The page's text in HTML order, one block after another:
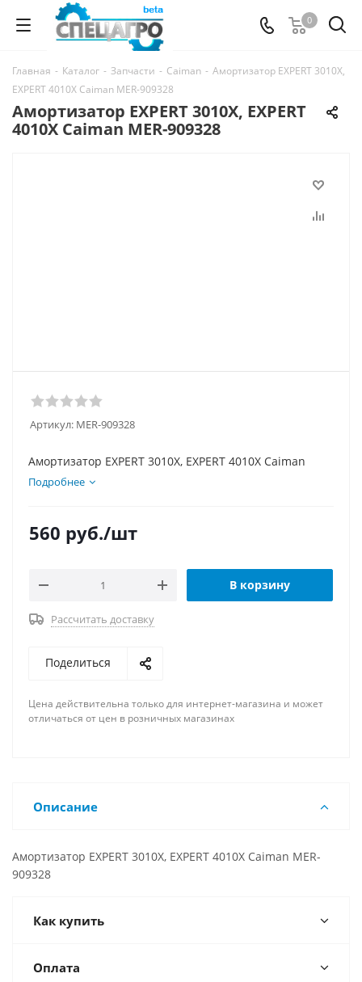
0
Главная - Каталог - Запчасти - Caiman - Амортизатор EXPERT 3010X,
EXPERT 4010X Caiman MER-909328
Амортизатор EXPERT 3010X, EXPERT
4010X Caiman MER-909328
Артикул: MER-909328
Амортизатор EXPERT 3010X, EXPERT 4010X Caiman
Подробнее
560 руб./шт
В корзину
Рассчитать доставку
Поделиться
Цена действительна только для интернет-магазина и может
отличаться от цен в розничных магазинах
Описание
Амортизатор EXPERT 3010X, EXPERT 4010X Caiman MER-
909328
Как купить
Оплата